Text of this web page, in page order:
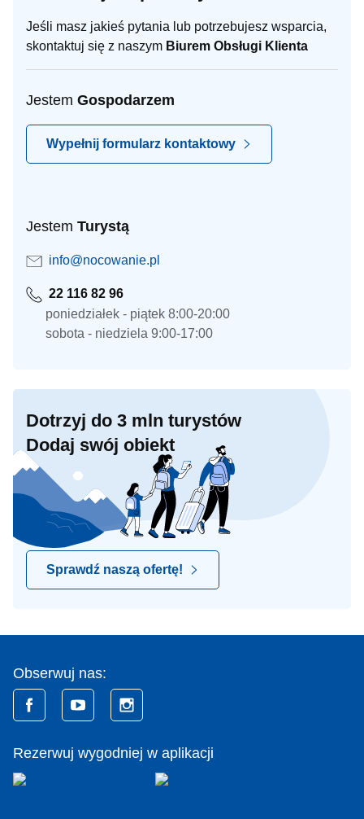
Jeśli masz jakieś pytania lub potrzebujesz wsparcia,
skontaktuj się z naszym Biurem Obsługi Klienta
Jestem Gospodarzem
Wypełnij formularz kontaktowy
Jestem Turystą
info@nocowanie.pl
22 116 82 96
poniedziałek - piątek 8:00-20:00
sobota - niedziela 9:00-17:00
Dotrzyj do 3 mln turystów
Dodaj swój obiekt
Sprawdź naszą ofertę!
Obserwuj nas:
Rezerwuj wygodniej w aplikacji